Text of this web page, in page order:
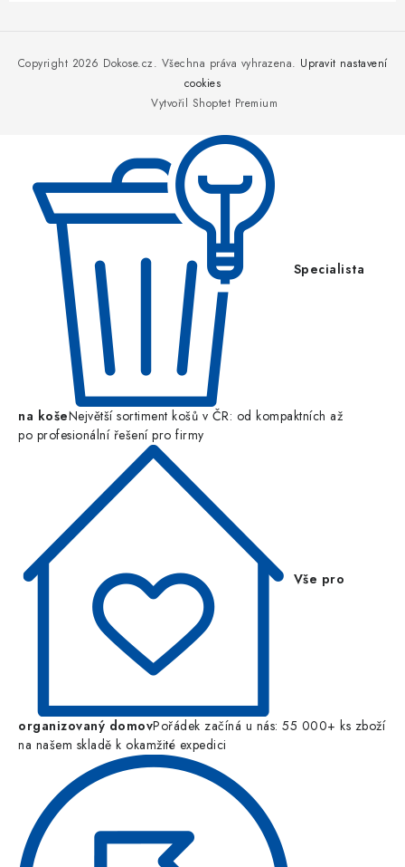
Vytvořil Shoptet Premium
Copyright 2026 Dokose.cz. Všechna práva vyhrazena. Upravit nastavení
cookies
Specialista
na košeNejvětší sortiment košů v ČR: od kompaktních až
po profesionální řešení pro firmy
Vše pro
organizovaný domovPořádek začíná u nás: 55 000+ ks zboží
na našem skladě k okamžité expedici